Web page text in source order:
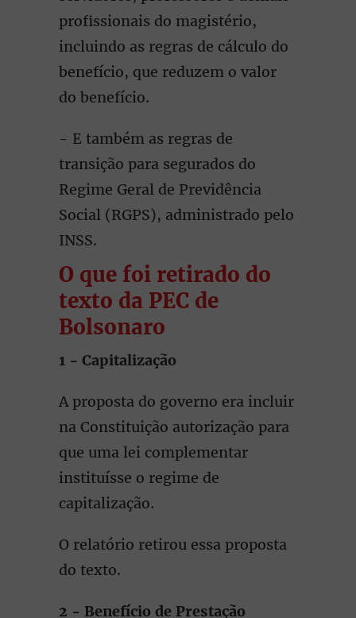
profissionais do magistério,
incluindo as regras de cálculo do
benefício, que reduzem o valor
do benefício.
- E também as regras de
transição para segurados do
Regime Geral de Previdência
Social (RGPS), administrado pelo
INSS.
O que foi retirado do
texto da PEC de
Bolsonaro
1 - Capitalização
A proposta do governo era incluir
na Constituição autorização para
que uma lei complementar
instituísse o regime de
capitalização.
O relatório retirou essa proposta
do texto.
2 - Benefício de Prestação